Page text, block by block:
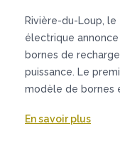
Rivière-du-Loup,
électrique
bornes de
puissance. Le
modèle de bornes
En savoir plus